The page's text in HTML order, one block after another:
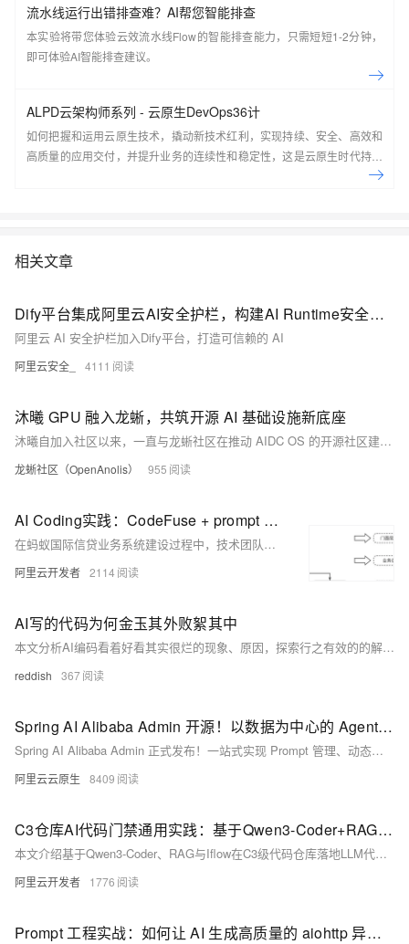
流水线运行出错排查难？AI帮您智能排查
本实验将带您体验云效流水线Flow的智能排查能力，只需短短1-2分钟，
即可体验AI智能排查建议。
ALPD云架构师系列 - 云原生DevOps36计
如何把握和运用云原生技术，撬动新技术红利，实现持续、安全、高效和
高质量的应用交付，并提升业务的连续性和稳定性，这是云原生时代持续
交付共同面对的机会和挑战。本课程由阿里云开发者学堂和阿里云云效共
系统知识：全局视角看软件研发生命周期，系统学习DevOps实践技能 课
可靠高效的应用发布体系 持续交付：建立团队协同交付的流程和流水线 质
量守护：构建和维护测试和质量守护体系 安全保障：打造可信交付的安全
相关文章
Dify平台集成阿里云AI安全护栏，构建AI Runtime安全防线
阿里云 AI 安全护栏加入Dify平台，打造可信赖的 AI
阿里云安全_ 4111
沐曦 GPU 融入龙蜥，共筑开源 AI 基础设施新底座
沐曦自加入社区以来，一直与龙蜥社区在推动 AIDC OS 的开源社区建设等方面保持合作。
龙蜥社区（OpenAnolis） 955
AI Coding实践：CodeFuse + prompt 从系分到代码
在蚂蚁国际信贷业务系统建设过程中，技术团队始终面临双重考验：一方面需应对日益加速的需求迭代周期，满足严苛的代码质量规范与金融安全合规要求；另一方面，跨地域研发团队的协同效率与代码标准统一性，在传统开发模式下逐渐显现瓶颈。为突破效率制约、提升交付质量，我们积极探索人工智能辅助代码生成技术（AI Coding）的应用实践。本文基于蚂蚁国际信贷技术团队近期的实际项目经验，梳理AI辅助开发在金融级系统快速迭代场景中的实施要点并分享阶段性实践心得。
阿里云开发者 2114
AI写的代码为何金玉其外败絮其中
本文分析AI编码看着好看其实很烂的现象、原因，探索行之有效的的解决方案。并从理论上延伸到如何更好的与AI协作的方式上。
reddish 367
Spring AI Alibaba Admin 开源！以数据为中心的 Agent 开发平台
Spring AI Alibaba Admin 正式发布！一站式实现 Prompt 管理、动态热更新、评测集构建、自动化评估与全链路可观测，助力企业高效构建可信赖的 AI Agent 应用。开源共建，现已上线！
阿里云云原生 8409
C3仓库AI代码门禁通用实践：基于Qwen3-Coder+RAG的代码评审
本文介绍基于Qwen3-Coder、RAG与Iflow在C3级代码仓库落地LLM代码评审的实践，实现AI辅助人工评审。通过CI流水线自动触发，结合私域知识库与生产代码同仓管理，已成功拦截数十次高危缺陷，显著提升评审效率与质量，具备向各类代码门禁平台复用推广的价值。（239字）
阿里云开发者 1776
Prompt 工程实战：如何让 AI 生成高质量的 aiohttp 异步爬虫代码